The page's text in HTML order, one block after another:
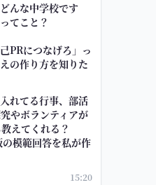
んな中学校です
てこと？
PRにつなげろ」っ
の作り方を知りた
れてる行事、部活
やボランティアが
えてくれる？
模範回答を私が作
15:20